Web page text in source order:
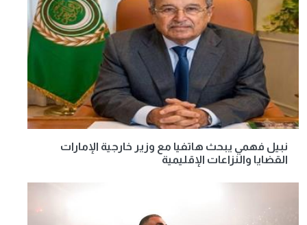
نبيل فهمي يبحث هاتفيا مع وزير خارجية الإمارات
القضايا والنزاعات الإقليمية